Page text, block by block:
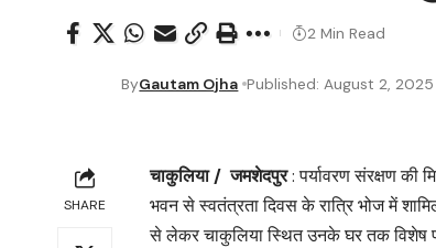
ByGautam Ojha Published: August 2, 2025
2 Min Read
SHARE
चाकुलिया / जमशेदपुर: पर्यावरण संरक्षण की
भवन से स्वतंत्रता दिवस के रात्रि भोज में
से लेकर चाकुलिया स्थित उनके घर तक विशेष